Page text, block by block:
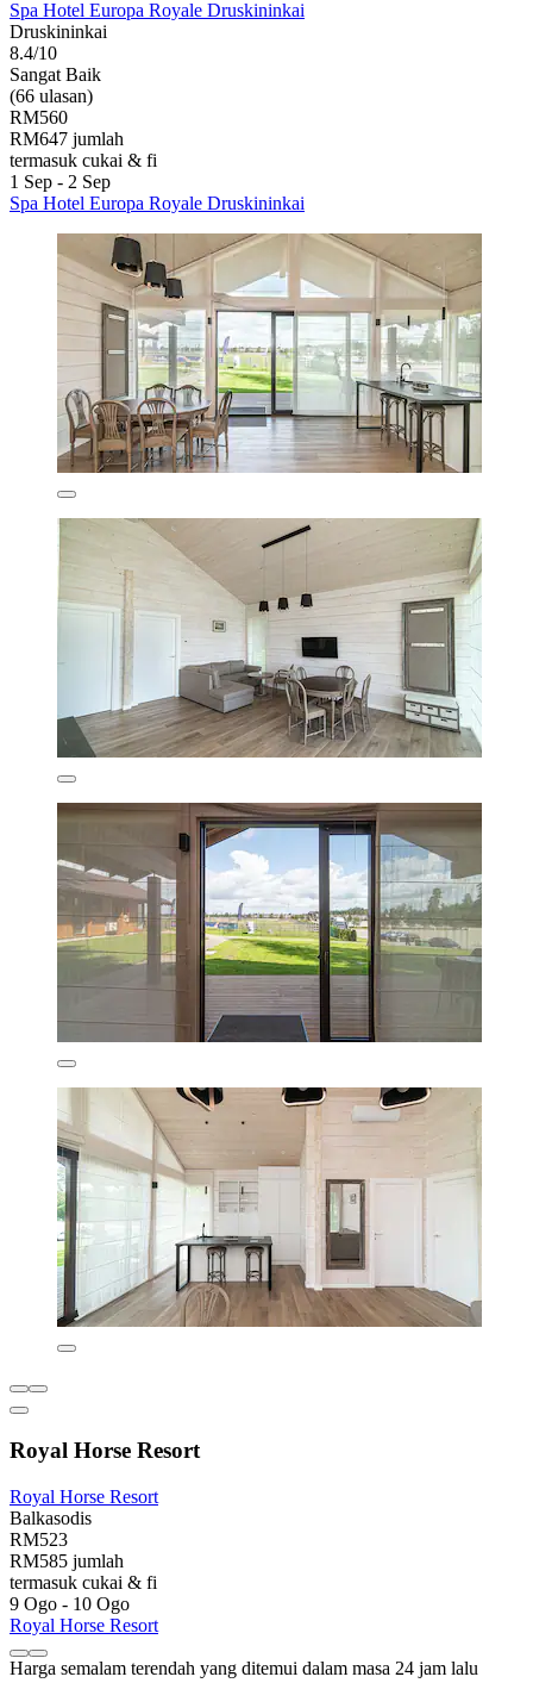
Spa Hotel Europa Royale Druskininkai
Druskininkai
8.4/10
Sangat Baik
(66 ulasan)
RM560
RM647 jumlah
termasuk cukai & fi
1 Sep - 2 Sep
Spa Hotel Europa Royale Druskininkai
Royal Horse Resort
Royal Horse Resort
Balkasodis
RM523
RM585 jumlah
termasuk cukai & fi
9 Ogo - 10 Ogo
Royal Horse Resort
Harga semalam terendah yang ditemui dalam masa 24 jam lalu